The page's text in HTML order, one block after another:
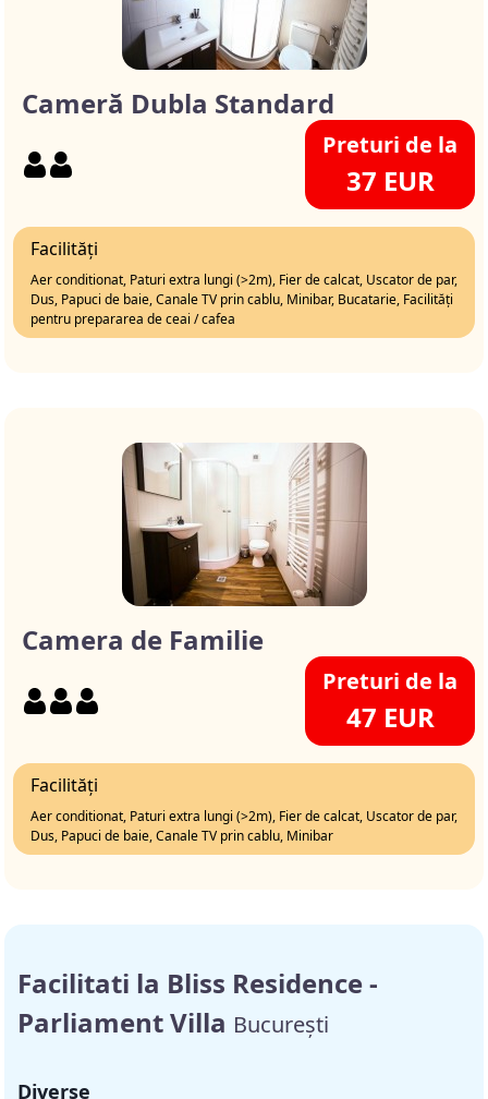
Cameră Dubla Standard
Preturi de la
37 EUR
Facilități
Aer conditionat, Paturi extra lungi (>2m), Fier de calcat, Uscator de par,
Dus, Papuci de baie, Canale TV prin cablu, Minibar, Bucatarie, Facilități
pentru prepararea de ceai / cafea
Camera de Familie
Preturi de la
47 EUR
Facilități
Aer conditionat, Paturi extra lungi (>2m), Fier de calcat, Uscator de par,
Dus, Papuci de baie, Canale TV prin cablu, Minibar
Facilitati la Bliss Residence -
Parliament Villa București
Diverse